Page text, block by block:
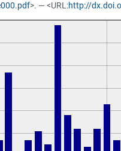
>. — <URL:http://